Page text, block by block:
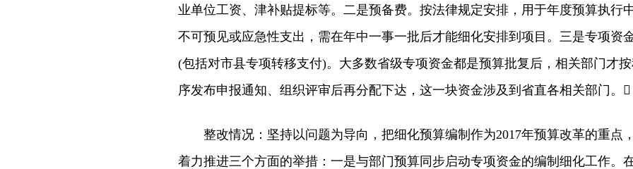
业单位工资、津补贴提标等。二是预备费。按法律规定安排，用于年度预算执行
不可预见或应急性支出，需在年中一事一批后才能细化安排到项目。三是专项资
(包括对市县专项转移支付)。大多数省级专项资金都是预算批复后，相关部门才
序发布申报通知、组织评审后再分配下达，这一块资金涉及到省直各相关部门。
整改情况：坚持以问题为导向，把细化预算编制作为2017年预算改革的重点，
着力推进三个方面的举措：一是与部门预算同步启动专项资金的编制细化工作。